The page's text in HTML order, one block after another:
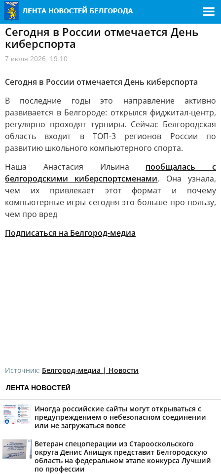
Сегодня в России отмечается День
киберспорта
7 июля 2026, 19:10
Сегодня в России отмечается День киберспорта
В последние годы это направление активно
развивается в Белгороде: открылся фиджитал-центр,
регулярно проходят турниры. Сейчас Белгородская
область входит в ТОП-3 регионов России по
развитию школьного компьютерного спорта.
Наша Анастасия Ильина пообщалась с
белгородскими киберспортсменами. Она узнала,
чем их привлекает этот формат и почему
компьютерные игры сегодня это больше про пользу,
чем про вред
Подписаться на Белгород-медиа
Источник: Белгород-медиа | Новости
ЛЕНТА НОВОСТЕЙ
Иногда российские сайты могут открываться с
предупреждением о небезопасном соединении
или не загружаться вовсе
Ветеран спецоперации из Старооскольского
округа Денис Анищук представит Белгородскую
область на федеральном этапе конкурса Лучший
по профессии